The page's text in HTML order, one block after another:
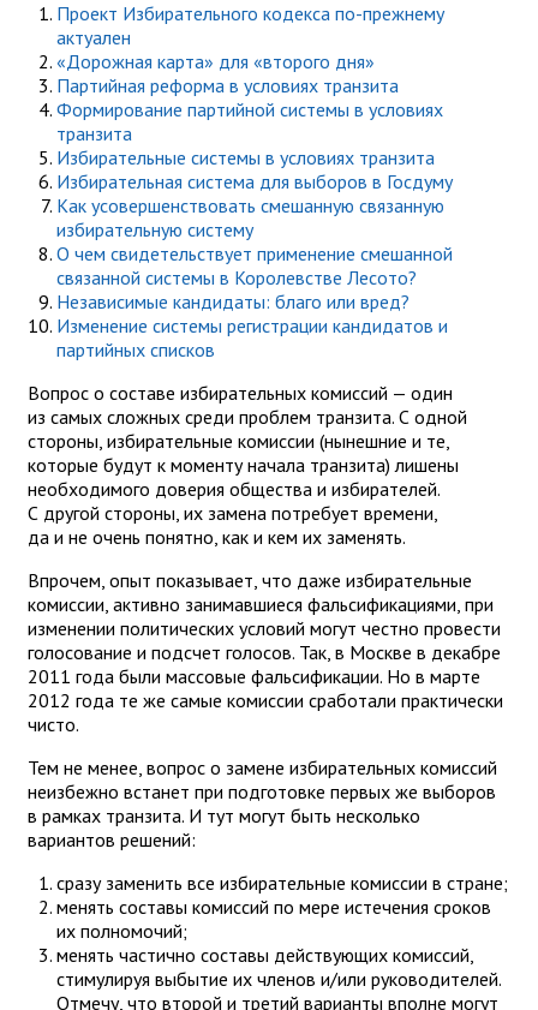
Проект Избирательного кодекса по-прежнему
актуален
«Дорожная карта» для «второго дня»
Партийная реформа в условиях транзита
Формирование партийной системы в условиях
транзита
Избирательные системы в условиях транзита
Избирательная система для выборов в Госдуму
Как усовершенствовать смешанную связанную
избирательную систему
О чем свидетельствует применение смешанной
связанной системы в Королевстве Лесото?
Независимые кандидаты: благо или вред?
Изменение системы регистрации кандидатов и
партийных списков
Вопрос о составе избирательных комиссий — один
из самых сложных среди проблем транзита. С одной
стороны, избирательные комиссии (нынешние и те,
которые будут к моменту начала транзита) лишены
необходимого доверия общества и избирателей.
С другой стороны, их замена потребует времени,
да и не очень понятно, как и кем их заменять.
Впрочем, опыт показывает, что даже избирательные
комиссии, активно занимавшиеся фальсификациями, при
изменении политических условий могут честно провести
голосование и подсчет голосов. Так, в Москве в декабре
2011 года были массовые фальсификации. Но в марте
2012 года те же самые комиссии сработали практически
чисто.
Тем не менее, вопрос о замене избирательных комиссий
неизбежно встанет при подготовке первых же выборов
в рамках транзита. И тут могут быть несколько
вариантов решений:
сразу заменить все избирательные комиссии в стране;
менять составы комиссий по мере истечения сроков
их полномочий;
менять частично составы действующих комиссий,
стимулируя выбытие их членов и/или руководителей.
Отмечу, что второй и третий варианты вполне могут